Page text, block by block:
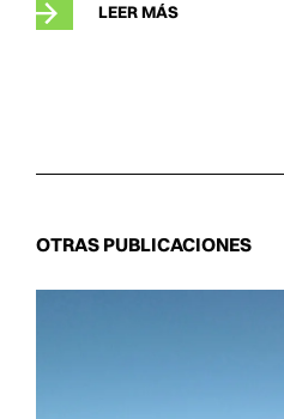
LEER MÁS
OTRAS PUBLICACIONES